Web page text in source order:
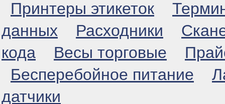
Принтеры этикеток
данных
Расходники
кода
Весы торговые
Бесперебойное питание
датчики